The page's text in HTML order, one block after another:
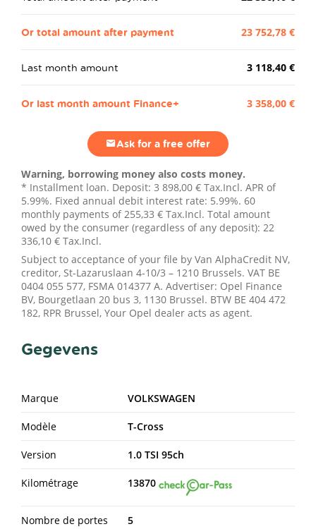
Or total amount after payment 23 752,78 €
Last month amount 3 118,40 €
Or last month amount Finance+ 3 358,00 €
Ask for a free offer
Warning, borrowing money also costs money.
* Installment loan. Deposit: 3 898,00 € Tax.Incl. APR of
5.99%. Fixed annual debit interest rate: 5.99%. 60
monthly payments of255,33 € Tax.Incl. Total amount
owed by the consumer (regardless of any deposit): 22
336,10 € Tax.Incl.
Subject to acceptance of your file by Van AlphaCredit NV,
creditor, St-Lazaruslaan 4-10/3 – 1210 Brussels. VAT BE
0404 055 577, FSMA 014377 A. Advertiser: Opel Finance
BV, Bourgetlaan 20 bus 3, 1130 Brussel. BTW BE 404 472
182, RPR Brussel, Your Opel dealer acts as agent.
Gegevens
Marque VOLKSWAGEN
Modèle T-Cross
Version 1.0 TSI 95ch
Kilométrage 13870
Nombre de portes 5